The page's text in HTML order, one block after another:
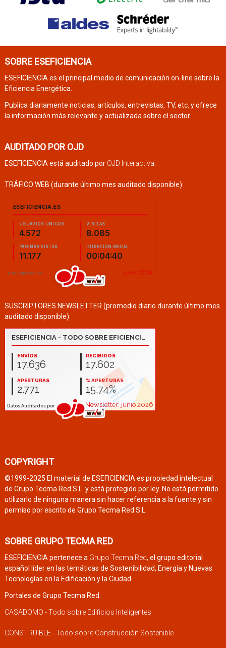
SOBRE ESEFICIENCIA
ESEFICIENCIA es el principal medio de comunicación on-line sobre la
Eficiencia Energética.
Publica diariamente noticias, artículos, entrevistas, TV, etc. y ofrece
la información más relevante y actualizada sobre el sector.
AUDITADO POR OJD
ESEFICIENCIA está auditado por OJD Interactiva
TRÁFICO WEB (durante último mes auditado disponible):
SUSCRIPTORES NEWSLETTER (promedio diario durante último mes
auditado disponible):
COPYRIGHT
©1999-2025 El material de ESEFICIENCIA es propiedad intelectual
de Grupo Tecma Red S.L. y está protegido por ley. No está permitido
utilizarlo de ninguna manera sin hacer referencia a la fuente y sin
permiso por escrito de Grupo Tecma Red S.L.
SOBRE GRUPO TECMA RED
ESEFICIENCIA pertenece a Grupo Tecma Red, el grupo editorial
español líder en las temáticas de Sostenibilidad, Energía y Nuevas
Tecnologías en la Edificación y la Ciudad.
Portales de Grupo Tecma Red:
CASADOMO - Todo sobre Edificios Inteligentes
CONSTRUIBLE - Todo sobre Construcción Sostenible